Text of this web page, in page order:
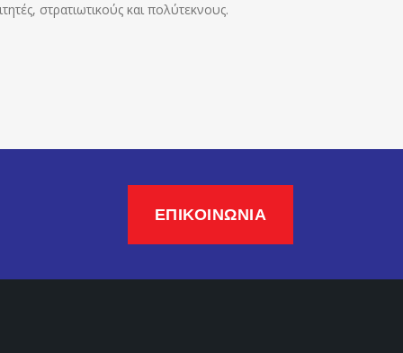
στρατιωτικούς και πολύτεκνους.
ΕΠΙΚΟΙΝΩΝΙΑ